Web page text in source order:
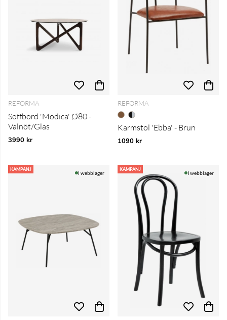
REFORMA
Soffbord 'Modica' Ø80 -
Valnöt/Glas
3990 kr
REFORMA
Karmstol 'Ebba' - Brun
1090 kr
KAMPANJ
I webblager
KAMPANJ
I webblager